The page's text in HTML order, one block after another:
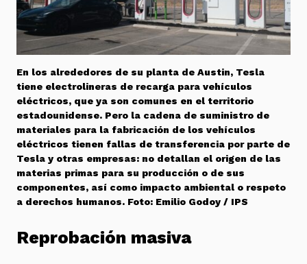
En los alrededores de su planta de Austin, Tesla
tiene electrolineras de recarga para vehículos
eléctricos, que ya son comunes en el territorio
estadounidense. Pero la cadena de suministro de
materiales para la fabricación de los vehículos
eléctricos tienen fallas de transferencia por parte de
Tesla y otras empresas: no detallan el origen de las
materias primas para su producción o de sus
componentes, así como impacto ambiental o respeto
a derechos humanos. Foto: Emilio Godoy / IPS
Reprobación masiva